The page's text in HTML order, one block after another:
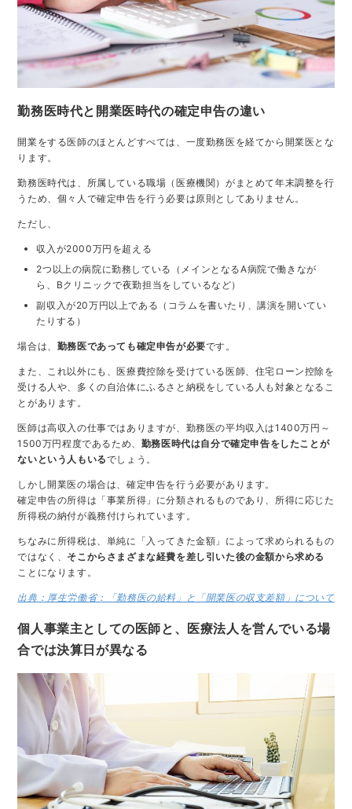
勤務医時代と開業医時代の確定申告の違い
開業をする医師のほとんどすべては、一度勤務医を経てから開業医とな
ります。
勤務医時代は、所属している職場（医療機関）がまとめて年末調整を行
うため、個々人で確定申告を行う必要は原則としてありません。
ただし、
収入が2000万円を超える
2つ以上の病院に勤務している（メインとなるA病院で働きなが
ら、Bクリニックで夜勤担当をしているなど）
副収入が20万円以上である（コラムを書いたり、講演を開いてい
たりする）
場合は、 勤務医であっても確定申告が必要です。
また、これ以外にも、医療費控除を受けている医師、住宅ローン控除を
受ける人や、多くの自治体にふるさと納税をしている人も対象となるこ
とがあります。
医師は高収入の仕事ではありますが、勤務医の平均収入は1400万円～
1500万円程度であるため、 勤務医時代は自分で確定申告をしたことが
ないという人もいるでしょう。
しかし開業医の場合は、確定申告を行う必要があります。
確定申告の所得は「事業所得」に分類されるものであり、所得に応じた
所得税の納付が義務付けられています。
ちなみに所得税は、単純に「入ってきた金額」によって求められるもの
ではなく、 そこからさまざまな経費を差し引いた後の金額から求める
ことになります。
出典：厚生労働省：「勤務医の給料」と「開業医の収支差額」について
個人事業主としての医師と、医療法人を営んでいる場
合では決算日が異なる